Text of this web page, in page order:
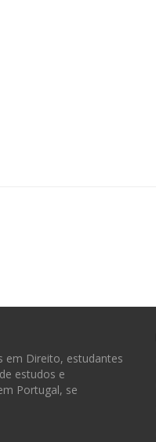
em Direito, estudantes
estudos e
Portugal, se